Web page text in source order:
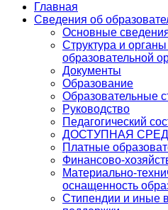
Главная
Сведения об
Основные
Структура и
образовательной
Документы
Образование
Образовательные
Руководство
Педагогический
ДОСТУПНАЯ
Платные
Финансово-
Материально-
оснащенность
Стипендии и иные